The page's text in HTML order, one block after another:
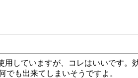
していますが、コレはいいです
でも出来てしまいそうですよ。